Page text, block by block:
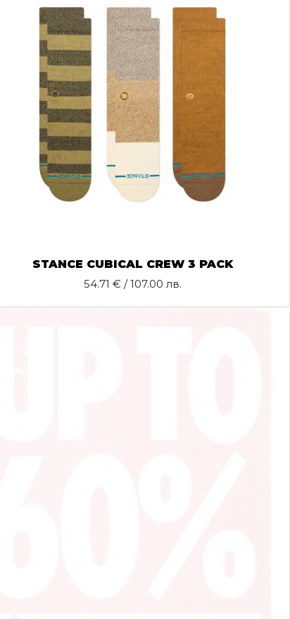
STANCE CUBICAL CREW 3 PACK
54.71 € / 107.00 лв.